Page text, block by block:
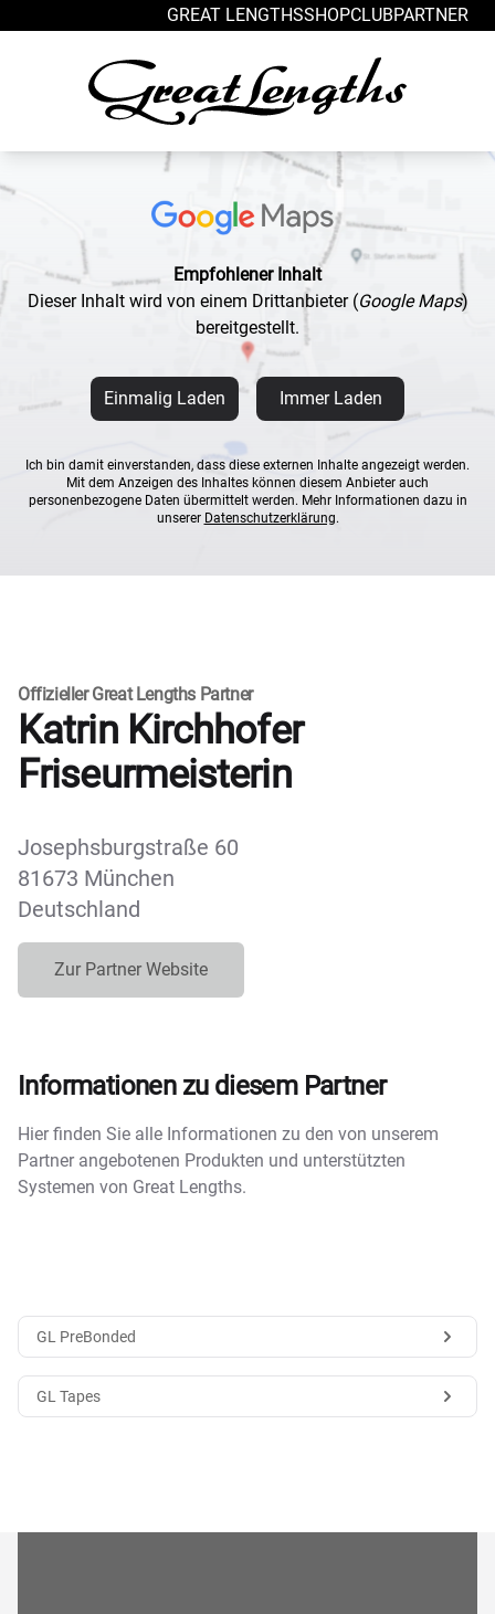
GREAT LENGTHSSHOPCLUBPARTNER
Empfohlener Inhalt
Dieser Inhalt wird von einem Drittanbieter (Google Maps)
bereitgestellt.
Einmalig Laden Immer Laden
Ich bin damit einverstanden, dass diese externen Inhalte angezeigt werden.
Mit dem Anzeigen des Inhaltes können diesem Anbieter auch
personenbezogene Daten übermittelt werden. Mehr Informationen dazu in
unserer Datenschutzerklärung.
Offizieller Great Lengths Partner
Katrin Kirchhofer
Friseurmeisterin
Josephsburgstraße 60
81673 München
Deutschland
Zur Partner Website
Informationen zu diesem Partner
Hier finden Sie alle Informationen zu den von unserem
Partner angebotenen Produkten und unterstützten
Systemen von Great Lengths.
GL PreBonded
GL Tapes